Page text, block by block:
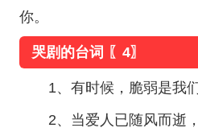
你。
哭剧的台词 〖4〗
1、有时候，脆弱是我
2、当爱人已随风而逝